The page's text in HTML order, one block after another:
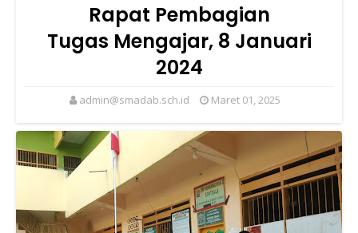
Rapat Pembagian
Tugas Mengajar, 8 Januari
2024
admin@smadab.sch.id Maret 01, 2025